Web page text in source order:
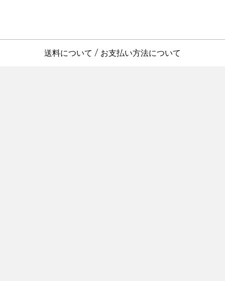
送料について / お支払い方法について